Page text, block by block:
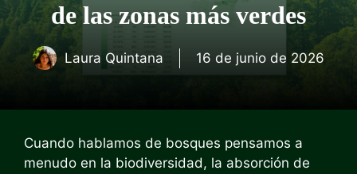
de las zonas más verdes
Laura Quintana 16 de junio de 2026
Cuando hablamos de bosques pensamos a
menudo en la biodiversidad, la absorción de